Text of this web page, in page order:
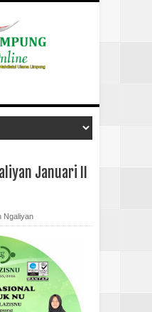
Januari II
Ngaliyan